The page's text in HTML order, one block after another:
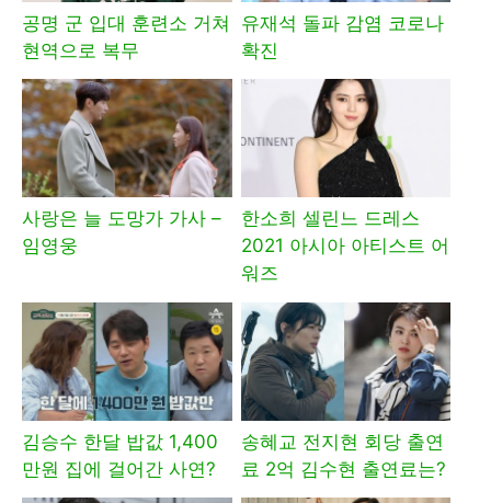
공명 군 입대 훈련소 거쳐
현역으로 복무
유재석 돌파 감염 코로나
확진
사랑은 늘 도망가 가사 –
임영웅
한소희 셀린느 드레스
2021 아시아 아티스트 어
워즈
김승수 한달 밥값 1,400
만원 집에 걸어간 사연?
송혜교 전지현 회당 출연
료 2억 김수현 출연료는?